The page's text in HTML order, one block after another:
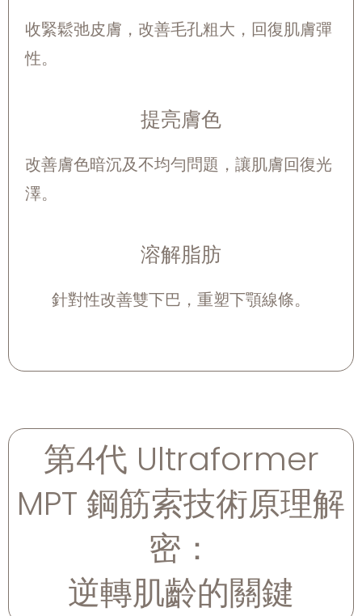
收緊鬆弛皮膚，改善毛孔粗大，回復肌膚彈
性。
提亮膚色
改善膚色暗沉及不均勻問題，讓肌膚回復光
澤。
溶解脂肪
針對性改善雙下巴，重塑下顎線條。
第4代 Ultraformer
MPT 鋼筋索技術原理解
密：
逆轉肌齡的關鍵